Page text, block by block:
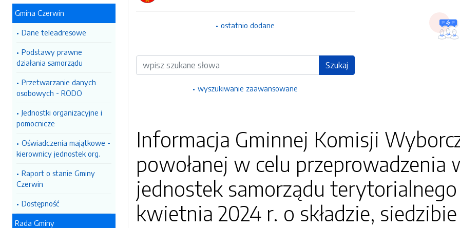
Gmina Czerwin
Dane teleadresowe
Podstawy prawne
działania samorządu
Przetwarzanie danych
osobowych - RODO
Jednostki organizacyjne i
pomocnicze
Oświadczenia majątkowe -
kierownicy jednostek org.
Raport o stanie Gminy
Czerwin
Dostępność
Rada Gminy
ostatnio dodane
Wyszukiwarka Szukaj
wyszukiwanie zaawansowane
Informacja Gminnej Komisji
powołanej w celu
jednostek samorządu
kwietnia 2024 r. o składzie,